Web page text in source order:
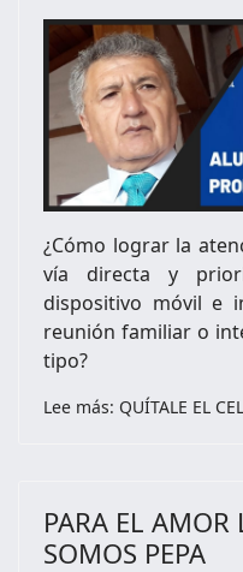
¿Cómo lograr la
vía directa y
dispositivo móvil e
reunión familiar o
tipo?
Lee más: QUÍTALE EL
PARA EL AMOR
SOMOS PEPA